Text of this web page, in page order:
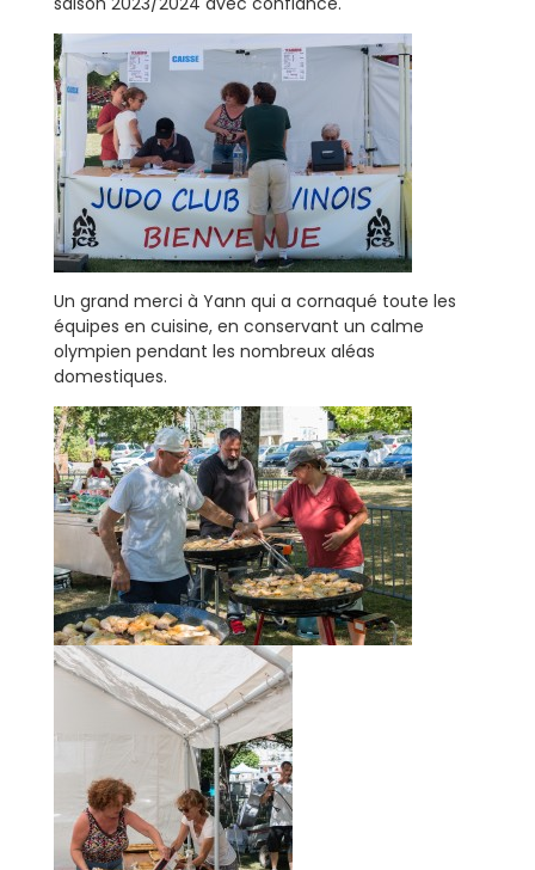
Un grand merci à Yann qui a cornaqué toute les
équipes en cuisine, en conservant un calme
olympien pendant les nombreux aléas
domestiques.